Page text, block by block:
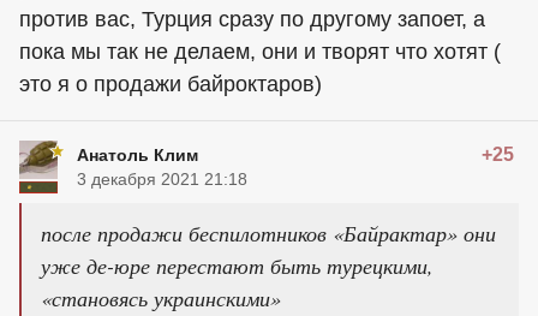
против вас, Турция сразу по другому запоет, а
пока мы так не делаем, они и творят что хотят (
это я о продажи байроктаров)
Анатоль Клим +25
3 декабря 2021 21:18
после продажи беспилотников «Байрактар» они
уже де-юре перестают быть турецкими,
«становясь украинскими»